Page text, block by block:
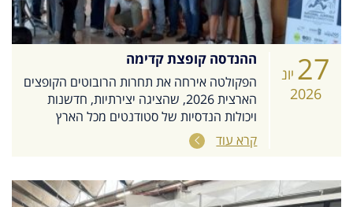
27 יונ
2026
ההנדסה קופצת קדימה
הפקולטה אירחה את תחרות הרובוטים הקופצים
הארצית 2026, שהציגה יצירתיות, חדשנות
ויכולות הנדסיות של סטודנטים מכל הארץ
קרא עוד